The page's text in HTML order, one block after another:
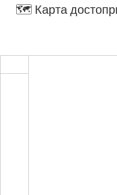
🗺 Карта